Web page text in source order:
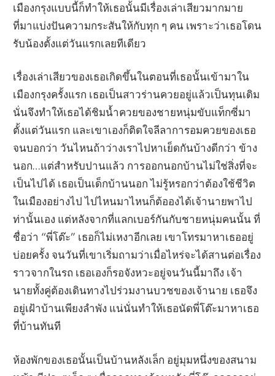
เมืองกรุงแบบนี้ก็ทำให้เธอนั้นมีเรื่องเล่าเสียวมากมาย
ที่มาแบ่งปันความกระสันให้กับทุก ๆ คน เพราะว่าเธอโดน
รับน้องตั้งแต่วันแรกเลยทีเดียว
เรื่องเล่าเสียวของเธอเกิดขึ้นในตอนที่เธอนั้นเข้ามาใน
เมืองกรุงครั้งแรก เธอเป็นสาวร่านควยอยู่แล้วเป็นทุนเดิม
นั่นจึงทำให้เธอได้ชิมน้ำควยของชายหนุ่มขับแท็กซี่มา
ตั้งแต่วันแรก และเขาเองก็ติดใจลีลาการอมควยของเธอ
จนบอกว่า วันไหนถ้าว่างเราไปหาเย็ดกันบ้างดีกว่า ข้าง
นอก…แต่สำหรับปานแล้ว การออกนอกบ้านไม่ใช่สิ่งที่จะ
เป็นไปได้ เธอเป็นเด็กบ้านนอก ไม่รู้หรอกว่าต้องใช้ชีวิต
ในเมืองอย่างไป ไปไหนมาไหนก็ต้อองได้เจ้านายพาไป
ท่านั้นเอง แต่หลังจากที่แลกเบอร์กันกับชายหนุ่มคนนั้น ที่
ชื่อว่า “พี่โต๊ะ” เธอก็ไม่เหงาอีกเลย เขาโทรมาหาเธออยู่
บ่อยครั้ง จนวันที่เขาเริ่มถามว่าเมื่อไหร่จะได้สานต่อเรื่อง
ราวจากในรถ เธอเองก็รอจังหวะอยู่จนวันนี้มาถึง เจ้า
นายทั้งคู่ต้องเดินทางไปร่วมงานบวชของเจ้านาย เธอจึง
อยู่เฝ้าบ้านเพียงลำพัง แน่นั่นทำให้เธอนัดพี่โต๊ะมาหาเธอ
ที่บ้านทันที
ห้องพักของเธอนั้นเป็นบ้านหลังเล็ก อยู่มุมหนึ่งของสนาม